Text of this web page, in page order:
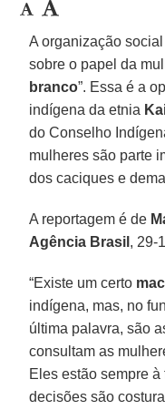
A organização
sobre o papel da
branco”. Essa é a
indígena da etnia
do Conselho
mulheres são parte
dos caciques e
A reportagem é de
Agência Brasil , 29-
“Existe um certo
indígena, mas, no
última palavra, são
consultam as
Eles estão sempre
decisões são